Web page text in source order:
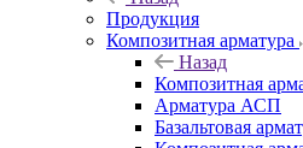
Продукция
Композитная арматура
Назад
Композитная
Арматура АСП
Базальтовая